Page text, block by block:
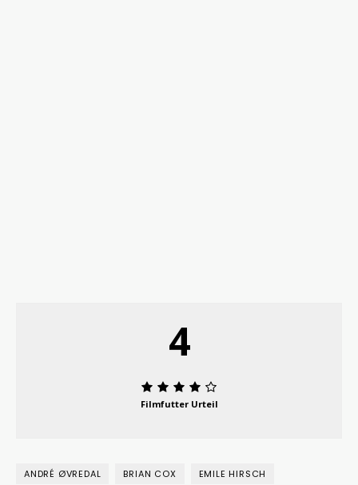
4
Filmfutter Urteil
ANDRÉ ØVREDAL BRIAN COX
EMILE HIRSCH